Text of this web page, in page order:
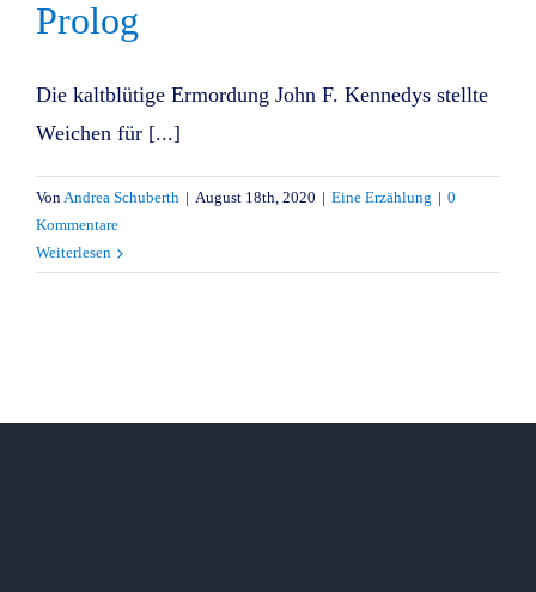
Prolog
Die kaltblütige Ermordung John F. Kennedys stellte
Weichen für [...]
VonAndrea Schuberth | August 18th, 2020 | Eine Erzählung | 0
Kommentare
Weiterlesen